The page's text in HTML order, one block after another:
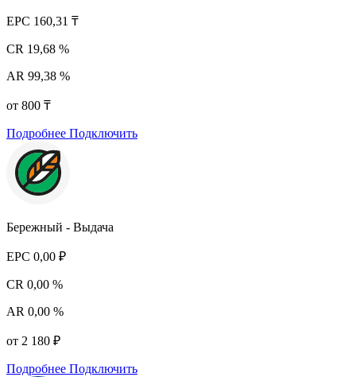
EPC 160,31 ₸
CR 19,68 %
AR 99,38 %
от 800 ₸
Подробнее Подключить
Бережный - Выдача
EPC 0,00 ₽
CR 0,00 %
AR 0,00 %
от 2 180 ₽
Подробнее Подключить